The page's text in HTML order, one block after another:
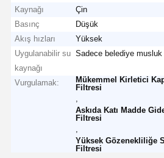
Kaynağı
Çin
Basınç
Düşük
Akış hızları
Yüksek
Uygulanabilir su
kaynağı
Sadece belediye
Vurgulamak:
Mükemmel Kirletici
Filtresi
Askıda Katı Madde
Filtresi
Yüksek Gözenekliliğe
Filtresi